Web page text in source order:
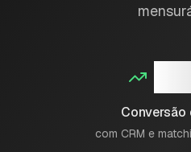
Conversão
com CRM e